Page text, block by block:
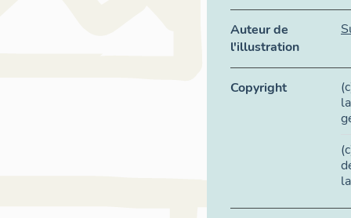
Auteur de
l'illustration
Copyright